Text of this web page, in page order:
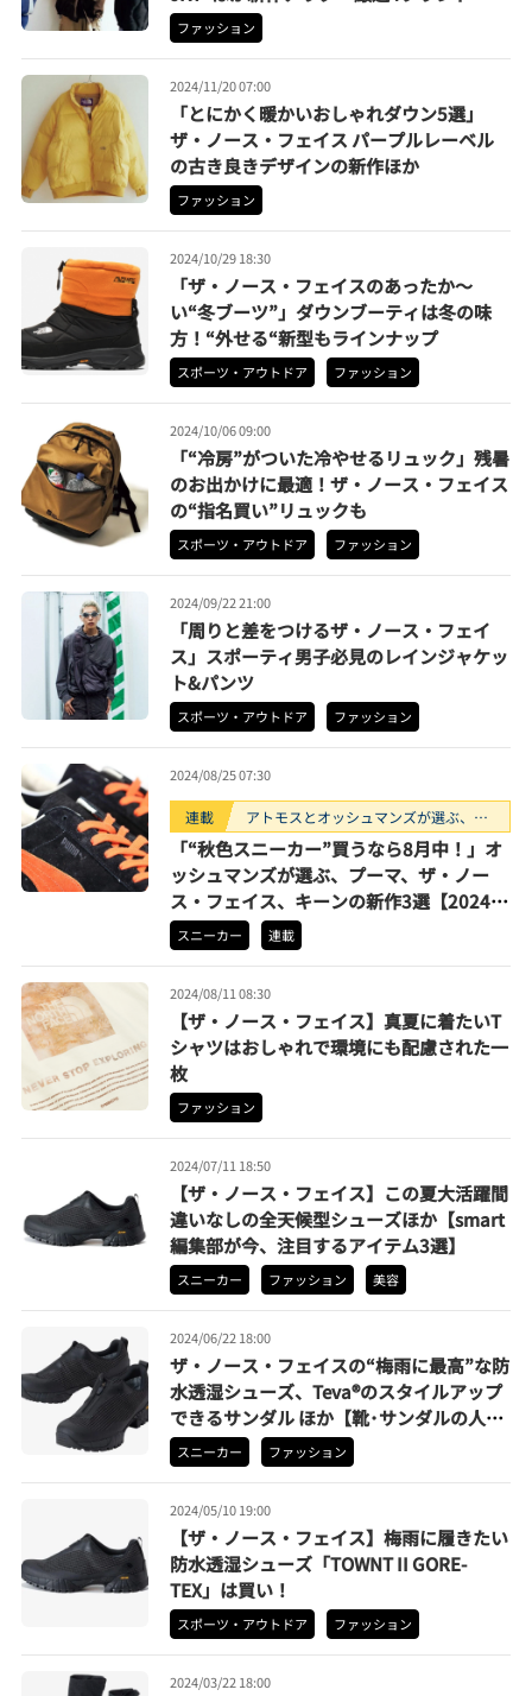
ファッション
2024/11/20 07:00
「とにかく暖かいおしゃれダウン5選」
ザ・ノース・フェイス パープルレーベル
の古き良きデザインの新作ほか
ファッション
2024/10/29 18:30
「ザ・ノース・フェイスのあったか～
い“冬ブーツ”」ダウンブーティは冬の味
方！“外せる“新型もラインナップ
スポーツ・アウトドア ファッション
2024/10/06 09:00
「“冷房”がついた冷やせるリュック」残暑
のお出かけに最適！ザ・ノース・フェイス
の“指名買い”リュックも
スポーツ・アウトドア ファッション
2024/09/22 21:00
「周りと差をつけるザ・ノース・フェイ
ス」スポーティ男子必見のレインジャケッ
ト&パンツ
スポーツ・アウトドア ファッション
2024/08/25 07:30
連載
アトモスとオッシュマンズが選ぶ、買
うべきスニーカー3選。
「“秋色スニーカー”買うなら8月中！」オ
ッシュマンズが選ぶ、プーマ、ザ・ノー
ス・フェイス、キーンの新作3選【2024年
9月買うべきモデル】
スニーカー 連載
2024/08/11 08:30
【ザ・ノース・フェイス】真夏に着たいT
シャツはおしゃれで環境にも配慮された一
枚
ファッション
2024/07/11 18:50
【ザ・ノース・フェイス】この夏大活躍間
違いなしの全天候型シューズほか【smart
編集部が今、注目するアイテム3選】
スニーカー ファッション 美容
2024/06/22 18:00
ザ・ノース・フェイスの“梅雨に最高”な防
水透湿シューズ、Teva®のスタイルアップ
できるサンダル ほか【靴･サンダルの人気
記事 月間ベスト3】（2024年5月）
スニーカー ファッション
2024/05/10 19:00
【ザ・ノース・フェイス】梅雨に履きたい
防水透湿シューズ「TOWNT II GORE-
TEX」は買い！
スポーツ・アウトドア ファッション
2024/03/22 18:00